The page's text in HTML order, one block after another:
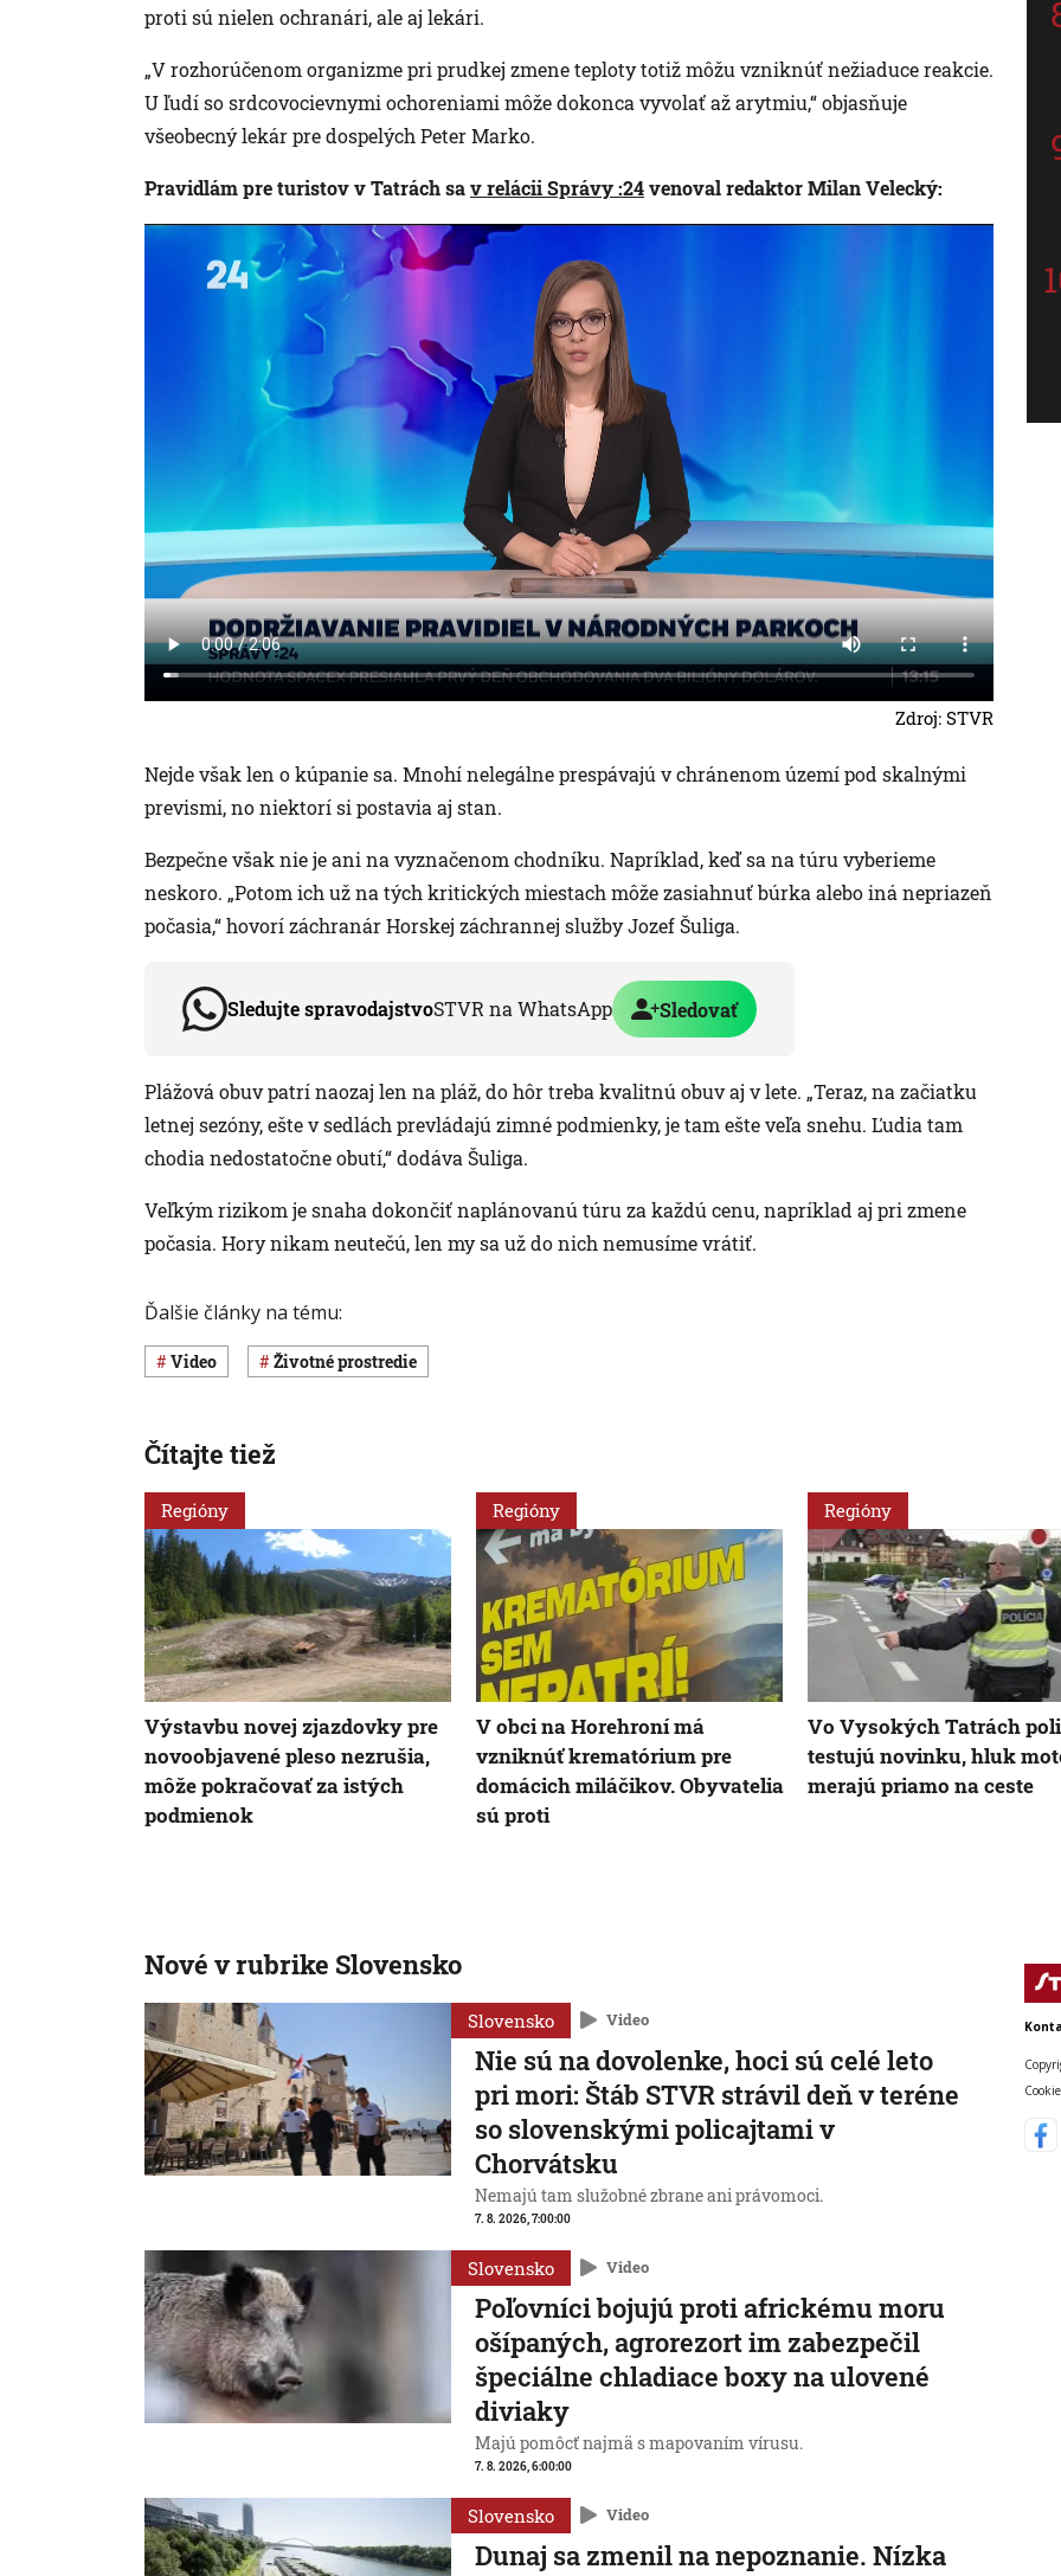
proti sú nielen ochranári, ale aj lekári.
„V rozhorúčenom organizme pri prudkej zmene teploty totiž môžu vzniknúť nežiaduce reakcie.
U ľudí so srdcovocievnymi ochoreniami môže dokonca vyvolať až arytmiu,“ objasňuje
všeobecný lekár pre dospelých Peter Marko.
Pravidlám pre turistov v Tatrách sav relácii Správy :24venoval redaktor Milan Velecký:
Zdroj: STVR
Nejde však len o kúpanie sa. Mnohí nelegálne prespávajú v chránenom území pod skalnými
prevismi, no niektorí si postavia aj stan.
Bezpečne však nie je ani na vyznačenom chodníku. Napríklad, keď sa na túru vyberieme
neskoro. „Potom ich už na tých kritických miestach môže zasiahnuť búrka alebo iná nepriazeň
počasia,“ hovorí záchranár Horskej záchrannej služby Jozef Šuliga.
Sledujte spravodajstvoSTVR na WhatsApp Sledovať
Plážová obuv patrí naozaj len na pláž, do hôr treba kvalitnú obuv aj v lete. „Teraz, na začiatku
letnej sezóny, ešte v sedlách prevládajú zimné podmienky, je tam ešte veľa snehu. Ľudia tam
chodia nedostatočne obutí,“ dodáva Šuliga.
Veľkým rizikom je snaha dokončiť naplánovanú túru za každú cenu, napríklad aj pri zmene
počasia. Hory nikam neutečú, len my sa už do nich nemusíme vrátiť.
Ďalšie články na tému:
Video Životné prostredie
Čítajte tiež
Regióny
Výstavbu novej zjazdovky pre
novoobjavené pleso nezrušia,
môže pokračovať za istých
podmienok
Regióny
V obci na Horehroní má
vzniknúť krematórium pre
domácich miláčikov. Obyvatelia
sú proti
Regióny
Vo Vysokých Tatrách
testujú novinku, hluk
merajú priamo na ceste
Nové v rubrike Slovensko
Slovensko Video
Nie sú na dovolenke, hoci sú celé leto
pri mori: Štáb STVR strávil deň v teréne
so slovenskými policajtami v
Chorvátsku
Nemajú tam služobné zbrane ani právomoci.
7. 8. 2026, 7:00:00
Slovensko Video
Poľovníci bojujú proti africkému moru
ošípaných, agrorezort im zabezpečil
špeciálne chladiace boxy na ulovené
diviaky
Majú pomôcť najmä s mapovaním vírusu.
7. 8. 2026, 6:00:00
Slovensko Video
Dunaj sa zmenil na nepoznanie. Nízka